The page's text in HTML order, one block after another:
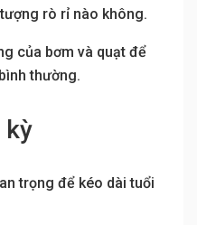
rò rỉ nào không.
của bơm và quạt để
thường.
kỳ
trọng để kéo dài tuổi